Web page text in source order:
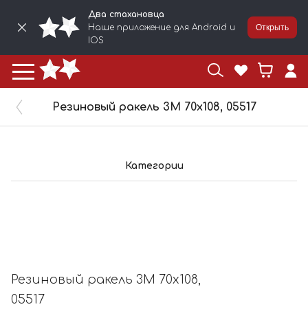
Два стахановца
Наше приложение для Android и
IOS
Открыть
Резиновый ракель 3M 70х108, 05517
Категории
Резиновый ракель 3M 70х108,
05517